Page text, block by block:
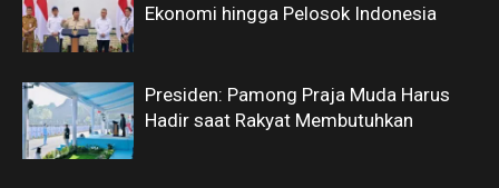
Ekonomi hingga Pelosok Indonesia
Presiden: Pamong Praja Muda Harus
Hadir saat Rakyat Membutuhkan